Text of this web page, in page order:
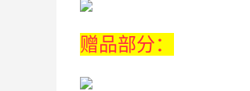
赠品部分：